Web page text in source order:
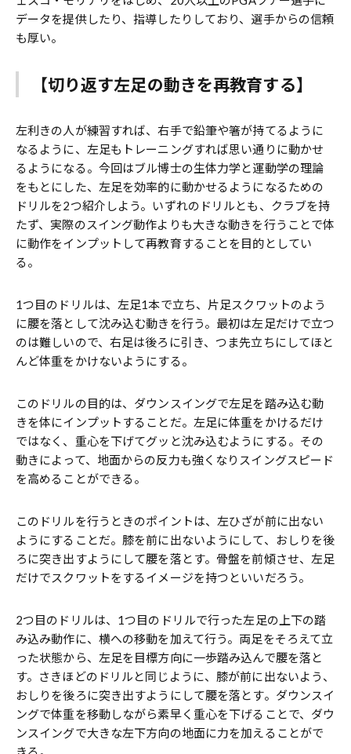
データを提供したり、指導したりしており、選手からの信頼
も厚い。
【切り返す左足の動きを再教育する】
左利きの人が練習すれば、右手で鉛筆や箸が持てるように
なるように、左足もトレーニングすれば思い通りに動かせ
るようになる。今回はブル博士の生体力学と運動学の理論
をもとにした、左足を効率的に動かせるようになるための
ドリルを2つ紹介しよう。いずれのドリルとも、クラブを持
たず、実際のスイング動作よりも大きな動きを行うことで体
に動作をインプットして再教育することを目的としてい
る。
1つ目のドリルは、左足1本で立ち、片足スクワットのよう
に腰を落として沈み込む動きを行う。最初は左足だけで立つ
のは難しいので、右足は後ろに引き、つま先立ちにしてほと
んど体重をかけないようにする。
このドリルの目的は、ダウンスイングで左足を踏み込む動
きを体にインプットすることだ。左足に体重をかけるだけ
ではなく、重心を下げてグッと沈み込むようにする。その
動きによって、地面からの反力も強くなりスイングスピード
を高めることができる。
このドリルを行うときのポイントは、左ひざが前に出ない
ようにすることだ。膝を前に出ないようにして、おしりを後
ろに突き出すようにして腰を落とす。骨盤を前傾させ、左足
だけでスクワットをするイメージを持つといいだろう。
2つ目のドリルは、1つ目のドリルで行った左足の上下の踏
み込み動作に、横への移動を加えて行う。両足をそろえて立
った状態から、左足を目標方向に一歩踏み込んで腰を落と
す。さきほどのドリルと同じように、膝が前に出ないよう、
おしりを後ろに突き出すようにして腰を落とす。ダウンスイ
ングで体重を移動しながら素早く重心を下げることで、ダウ
ンスイングで大きな左下方向の地面に力を加えることがで